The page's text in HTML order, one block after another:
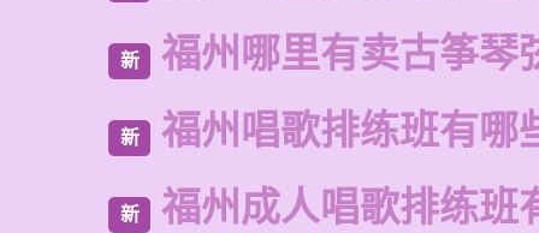
新 福州哪里有卖古筝琴
新 福州唱歌排练班有哪
新 福州成人唱歌排练班